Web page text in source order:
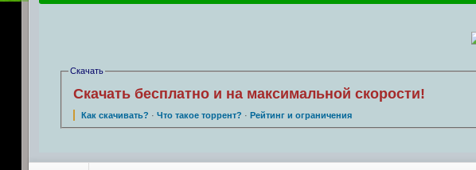
Скачать
Скачать бесплатно и на максимальной скорости!
Как скачивать? ·Что такое торрент? ·Рейтинг и ограничения